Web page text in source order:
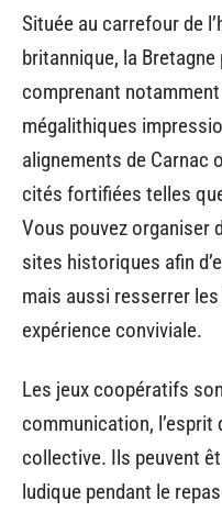
Située au carrefour de
britannique, la
comprenant
mégalithiques
alignements de Carnac
cités fortifiées telles
Vous pouvez organiser
sites historiques afin
mais aussi resserrer
expérience conviviale.
Les jeux coopératifs
communication, l’esprit
collective. Ils peuvent
ludique pendant le